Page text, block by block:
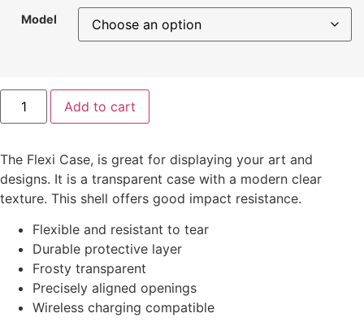
Model
Flexi
case
quantity
Add to cart
The Flexi Case, is great for displaying your art and
designs. It is a transparent case with a modern clear
texture. This shell offers good impact resistance.
Flexible and resistant to tear
Durable protective layer
Frosty transparent
Precisely aligned openings
Wireless charging compatible